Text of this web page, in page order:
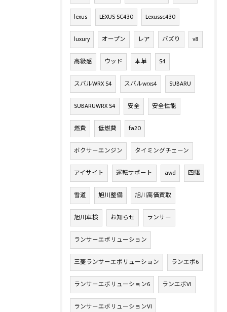
lexus LEXUS SC430 Lexussc430
luxury オープン レア バズり v8
高級感 ウッド 本革 S4
スバルWRX S4 スバルwrxs4 SUBARU
SUBARUWRX S4 安全 安全性能
燃費 低燃費 fa20
ボクサーエンジン タイミングチェーン
アイサイト 運転サポート awd 四駆
雪道 旭川整備 旭川高価買取
旭川車検 お知らせ ランサー
ランサーエボリューション
三菱ランサーエボリューション ランエボ6
ランサーエボリューション6 ランエボVI
ランサーエボリューションVI